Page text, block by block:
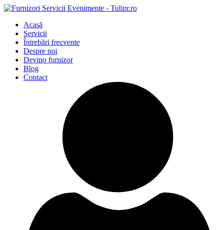
Acasă
Servicii
Întrebări frecvente
Despre noi
Devino furnizor
Blog
Contact